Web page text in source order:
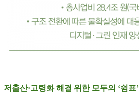
저출산·고령화 해결 위한 모두의 ‘쉼표’